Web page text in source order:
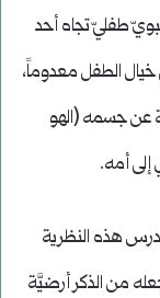
طفليّ تجاه أحد
خيال الطفل معدوماً،
عن جسمه (الهو
إلى أمه.
هذه النظرية
من الذكر أرضيَّة